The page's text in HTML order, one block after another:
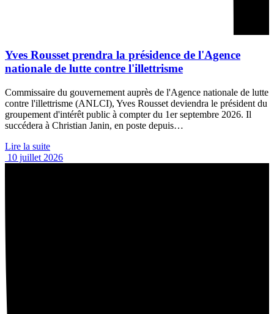
Yves Rousset prendra la présidence de l'Agence
nationale de lutte contre l'illettrisme
Commissaire du gouvernement auprès de l'Agence nationale de lutte
contre l'illettrisme (ANLCI), Yves Rousset deviendra le président du
groupement d'intérêt public à compter du 1er septembre 2026. Il
succédera à Christian Janin, en poste depuis…
Lire la suite
10 juillet 2026